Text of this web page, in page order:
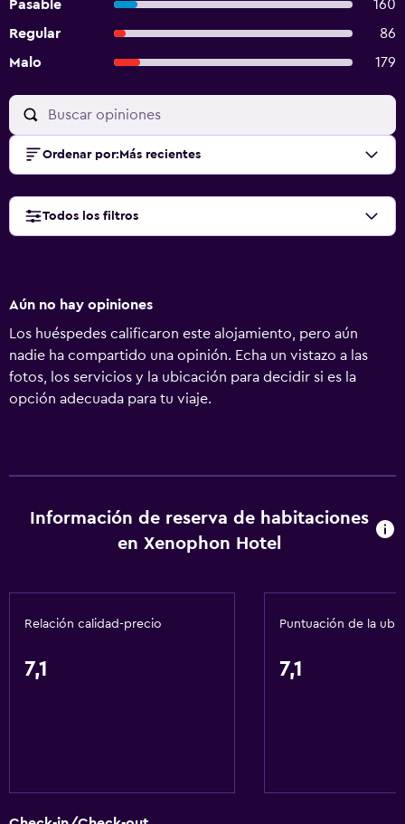
Pasable
160
Regular
86
Malo
179
Ordenar por: Más recientes
Todos los filtros
Aún no hay opiniones
Los huéspedes calificaron este alojamiento, pero aún
nadie ha compartido una opinión. Echa un vistazo a las
fotos, los servicios y la ubicación para decidir si es la
opción adecuada para tu viaje.
Información de reserva de habitaciones
en Xenophon Hotel
Relación calidad-precio
7,1
Puntuación de la
7,1